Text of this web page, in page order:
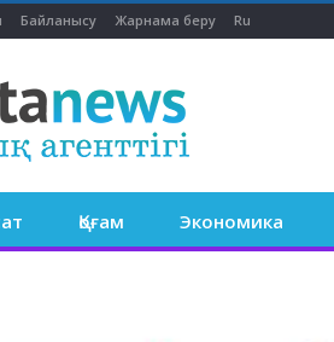
Байланысу Жарнама беру Ru
Қоғам Экономика